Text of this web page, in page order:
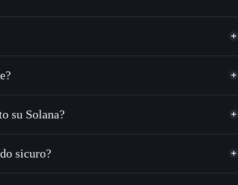
USDC o in migliaia di altri token Solana al prezzo
su DARK nel tempo
pubblicamente i wallet usando l’Aggregatore di
su Solana?
Dark
sicuro?
wallet non-custodial Solflare